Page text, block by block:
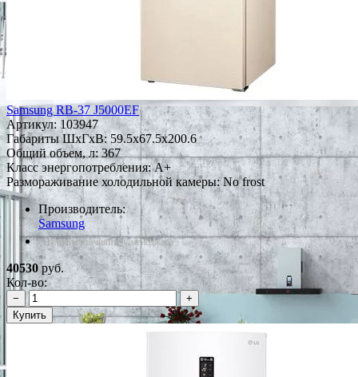
Samsung RB-37 J5000EF
Артикул: 103947
Габариты ШxГxВ: 59.5x67.5x200.6
Общий объем, л: 367
Класс энергопотребления: A+
Размораживание холодильной камеры: No frost
Производитель:
Samsung
*Наличие уточняйте у менеджера
40530руб.
Кол-во:
−
+
Купить